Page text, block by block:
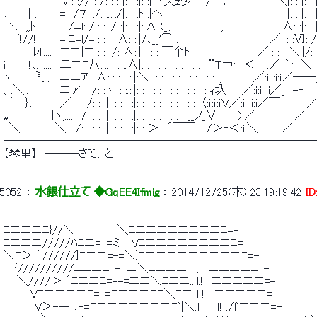
､　　│.　 　 =l: /７: :/: :.:.:/|: : :ﾄ :|へ　　　　　　　　　　　　　　 　 |: : |:
..ヽ、i,,ﾄ.　 　 =|/ﾆl: /|: : :/ :|: : :|:.∧ (_、　　　　 　 ,　 　 ´　　 　 ∧:
.　 ﾞ!//!　　　=|ﾆ=l/=|: : |: ∧: :.|/､__'⌒ 、　　　　　　　　　　　／: : :Ⅵ:
ｌ ﾚl.....　ニニ|ニ|: : |/: ∧:.| : : : ￣个ト　　　　　　　　 ／|: : : ＼:|/: : :
i　　　!､.ｌ.....　二ニﾆ八:.:.|: : :.∧|: : : : : : : : : : : ｀¨Ｔ￢ー＜　 ,ﾚ'⌒ヽ ＼: :
ヽ　　　㍉、. ニニｱ　∧:!: : : :.|:＼: : : : : : : : : : : : :,　　　　／:i:i:i:i／
、.＼..　　　　ニア　 /: :ヽ: : :.:.|: : : : : : : : : : : : : ｨ圦　　／:i:i:i:i／_　-‐
. ｀-..｝...　　　／　　/: : :|: : : : :|: : : : : : : : : : : :〈:ｉ:ｉ:ｉＶ／:i:i:i:i／￣　　　
〟　　　　 .}ヽ,....　/: : : :|: : : : :|: : : : : : : : : __ノ_∨´　　)i／　　　　　／　
. ＼ 　　　　＼ . /: : : : :|: : : : :|: : ＞　´￣￣　 /＞‐＜:i:＼　　　／　　　
【琴里】　―――さて、と。
5052 ： 水銀仕立て ◆GqEE4Ifmig ： 2014/12/25(木) 23:19:19.42
ﾆニニニﾆ}//＼　　　　　 ＼ﾆニニニニニニニニﾆ=-
ﾆニニニ/////ﾊﾆニ=-=ミ　 Vﾆニニニニニニニニﾆ=-
＼ﾆ＞ ´//////}ﾆニニ=-=＼}ﾆニニニニニニニニニﾆ=-
{//////////ﾆニニﾆ=-=ニ＼ﾆニニニ . ,i　ニニニニﾆ=-
.　 ＼////＞ ´ﾆニニﾆ=--=ニニ＼ﾆニニ...l.!　ニニニニニ=-
Vﾆニニニニﾆ=-=ﾆニニニﾆﾆ＼ﾆニ l ! . ニニニニニ=-
V＞--- ､-=ﾆニニニニニニニﾆﾞ|＼.l ｌ　 ｌ! ./lﾞニニニ=-　　　　